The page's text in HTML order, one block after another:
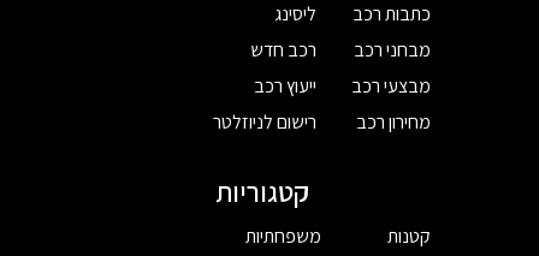
כתבות רכב
מבחני רכב
מבצעי רכב
מחירון רכב
ליסינג
רכב חדש
ייעוץ רכב
רישום לניוזלטר
קטגוריות
קטנות
משפחתיות